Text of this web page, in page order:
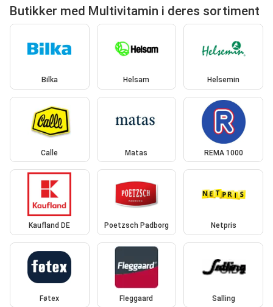
Butikker med Multivitamin i deres sortiment
Bilka Helsam Helsemin
Calle Matas REMA 1000
Kaufland DE Poetzsch Padborg Netpris
Føtex Fleggaard Salling